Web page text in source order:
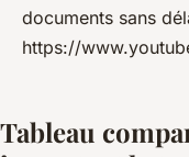
documents sans
https://
Tableau